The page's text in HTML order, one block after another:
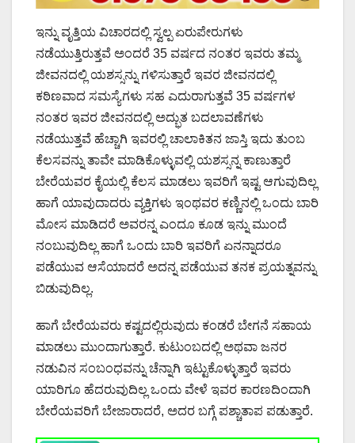
ಇನ್ನು ವೃತ್ತಿಯ ವಿಚಾರದಲ್ಲಿ ಸ್ವಲ್ಪ ಏರುಪೇರುಗಳು
ನಡೆಯುತ್ತಿರುತ್ತವೆ ಅಂದರೆ 35 ವರ್ಷದ ನಂತರ ಇವರು ತಮ್ಮ
ಜೀವನದಲ್ಲಿ ಯಶಸ್ಸನ್ನು ಗಳಿಸುತ್ತಾರೆ ಇವರ ಜೀವನದಲ್ಲಿ
ಕಠಿಣವಾದ ಸಮಸ್ಯೆಗಳು ಸಹ ಎದುರಾಗುತ್ತವೆ 35 ವರ್ಷಗಳ
ನಂತರ ಇವರ ಜೀವನದಲ್ಲಿ ಅದ್ಭುತ ಬದಲಾವಣೆಗಳು
ನಡೆಯುತ್ತವೆ ಹೆಚ್ಚಾಗಿ ಇವರಲ್ಲಿ ಚಾಲಾಕಿತನ ಜಾಸ್ತಿ ಇದು ತುಂಬ
ಕೆಲಸವನ್ನು ತಾವೇ ಮಾಡಿಕೊಳ್ಳುವಲ್ಲಿ ಯಶಸ್ಸನ್ನ ಕಾಣುತ್ತಾರೆ
ಬೇರೆಯವರ ಕೈಯಲ್ಲಿ ಕೆಲಸ ಮಾಡಲು ಇವರಿಗೆ ಇಷ್ಟ ಆಗುವುದಿಲ್ಲ
ಹಾಗೆ ಯಾವುದಾದರು ವ್ಯಕ್ತಿಗಳು ಇಂಥವರ ಕಣ್ಣಿನಲ್ಲಿ ಒಂದು ಬಾರಿ
ಮೋಸ ಮಾಡಿದರೆ ಅವರನ್ನ ಎಂದೂ ಕೂಡ ಇನ್ನು ಮುಂದೆ
ನಂಬುವುದಿಲ್ಲ ಹಾಗೆ ಒಂದು ಬಾರಿ ಇವರಿಗೆ ಏನನ್ನಾದರೂ
ಪಡೆಯುವ ಆಸೆಯಾದರೆ ಅದನ್ನ ಪಡೆಯುವ ತನಕ ಪ್ರಯತ್ನವನ್ನು
ಬಿಡುವುದಿಲ್ಲ.
ಹಾಗೆ ಬೇರೆಯವರು ಕಷ್ಟದಲ್ಲಿರುವುದು ಕಂಡರೆ ಬೇಗನೆ ಸಹಾಯ
ಮಾಡಲು ಮುಂದಾಗುತ್ತಾರೆ. ಕುಟುಂಬದಲ್ಲಿ ಅಥವಾ ಜನರ
ನಡುವಿನ ಸಂಬಂಧವನ್ನು ಚೆನ್ನಾಗಿ ಇಟ್ಟುಕೊಳ್ಳುತ್ತಾರೆ ಇವರು
ಯಾರಿಗೂ ಹೆದರುವುದಿಲ್ಲ ಒಂದು ವೇಳೆ ಇವರ ಕಾರಣದಿಂದಾಗಿ
ಬೇರೆಯವರಿಗೆ ಬೇಜಾರಾದರೆ, ಅದರ ಬಗ್ಗೆ ಪಶ್ಚಾತಾಪ ಪಡುತ್ತಾರೆ.